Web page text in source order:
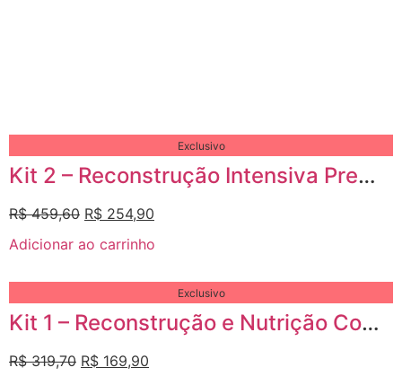
Exclusivo
Kit 2 – Reconstrução Intensiva Premium
R$459,60 R$ 254,90
Adicionar ao carrinho
Exclusivo
Kit 1 – Reconstrução e Nutrição Completa
R$319,70 R$ 169,90